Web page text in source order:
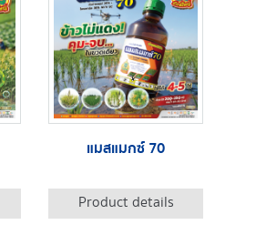
แมสแมกซ์ 70
Product details